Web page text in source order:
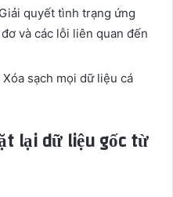
Giải quyết tình trạng ứng
và các lỗi liên quan đến
Xóa sạch mọi dữ liệu cá
lại dữ liệu gốc từ